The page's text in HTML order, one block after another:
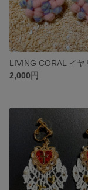
LIVING CORAL イヤ
2,000円